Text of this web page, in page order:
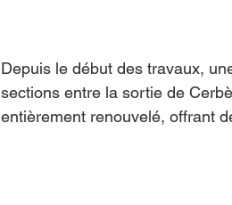
Depuis le début des travaux,
sections entre la sortie de
entièrement renouvelé, offrant